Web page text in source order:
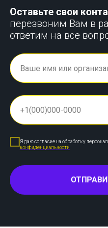
Оставьте свои
перезвоним Вам в
ответим на все
Я даю согласие на обработку
конфиденциальности